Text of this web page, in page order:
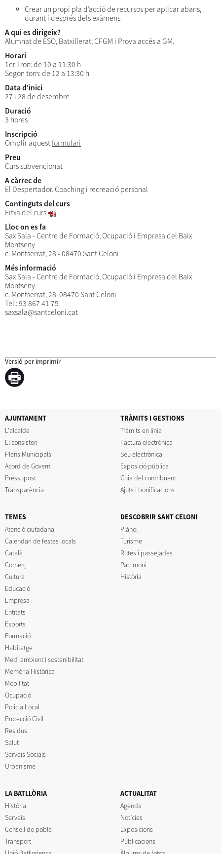
Crear un propi pla d’acció de recursos per aplicar abans,
durant i després dels exàmens
A qui es dirigeix?
Alumnat de ESO, Batxillerat, CFGM i Prova accés a GM.
Horari
1er Tron: de 10 a 11:30 h
Segon torn: de 12 a 13:30 h
Data d'inici
27 i 28 de desembre
Duració
3 hores
Inscripció
Omplir aquestformulari
Preu
Curs subvencionat
A càrrec de
El Despertador. Coaching i recreació personal
Continguts del curs
Fitxa del curs
Lloc on es fa
Sax Sala - Centre de Formació, Ocupació i Empresa del Baix
Montseny
c. Montserrat, 28 - 08470 Sant Celoni
Més informació
Sax Sala - Centre de Formació, Ocupació i Empresa del Baix
Montseny
c. Montserrat, 28. 08470 Sant Celoni
Tel.: 93 867 41 75
saxsala@santceloni.cat
Versió per imprimir
AJUNTAMENT
L'alcalde
El consistori
Plens Municipals
Acord de Govern
Pressupost
Transparència
TRÀMITS I GESTIONS
Tràmits en línia
Factura electrònica
Seu electrònica
Exposició pública
Guia del contribuent
Ajuts i bonificacions
TEMES
Atenció ciutadana
Calendari de festes locals
Català
Comerç
Cultura
Educació
Empresa
Entitats
Esports
Formació
Habitatge
Medi ambient i sostenibilitat
Memòria Històrica
Mobilitat
Ocupació
Policia Local
Protecció Civil
Residus
Salut
Serveis Socials
Urbanisme
DESCOBRIR SANT CELONI
Plànol
Turisme
Rutes i passejades
Patrimoni
Història
LA BATLLÒRIA
Història
Serveis
Consell de poble
Transport
ACTUALITAT
Agenda
Notícies
Exposicions
Publicacions